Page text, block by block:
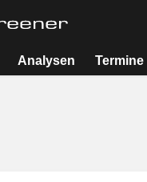
Analysen Termine